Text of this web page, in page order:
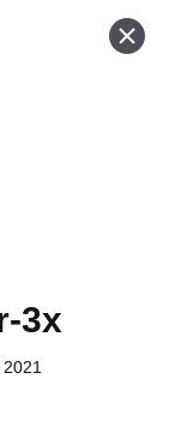
3x